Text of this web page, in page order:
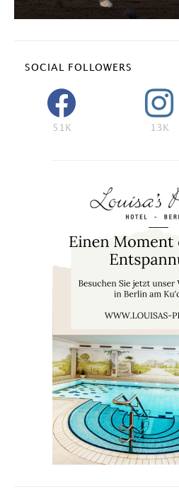
SOCIAL FOLLOWERS
51K 13K